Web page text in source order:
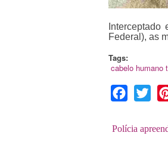
Federal), as
Tags:
cabelo humano
Polícia